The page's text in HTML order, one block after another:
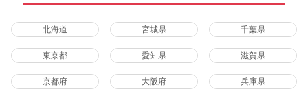
北海道 宮城県 千葉県
東京都 愛知県 滋賀県
京都府 大阪府 兵庫県